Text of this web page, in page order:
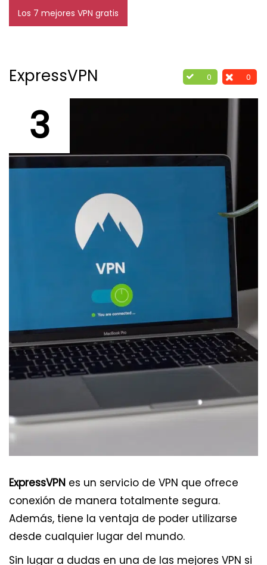
Los 7 mejores VPN gratis
0 0
ExpressVPN
3
ExpressVPN es un servicio de VPN que ofrece
conexión de manera totalmente segura.
Además, tiene la ventaja de poder utilizarse
desde cualquier lugar del mundo.
Sin lugar a dudas en una de las mejores VPN si